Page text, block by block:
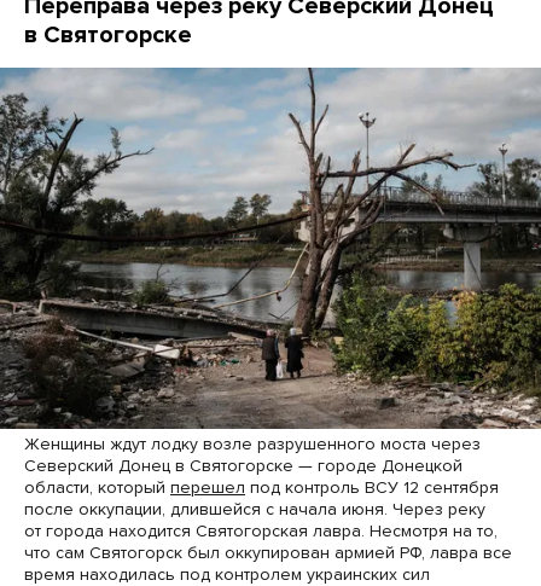
Переправа через реку Северский Донец
в Святогорске
Женщины ждут лодку возле разрушенного моста через
Северский Донец в Святогорске — городе Донецкой
области, который перешел под контроль ВСУ 12 сентября
после оккупации, длившейся с начала июня. Через реку
от города находится Святогорская лавра. Несмотря на то,
что сам Святогорск был оккупирован армией РФ, лавра все
время находилась под контролем украинских сил